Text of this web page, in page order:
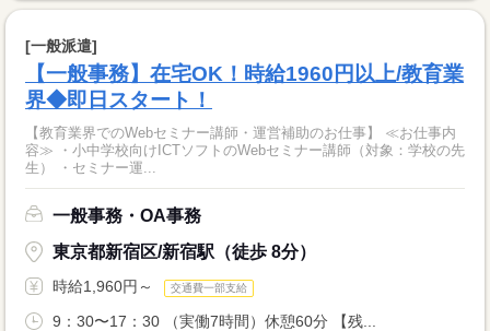
[一般派遣]
【一般事務】在宅OK！時給1960円以上/教育業
界◆即日スタート！
【教育業界でのWebセミナー講師・運営補助のお仕事】 ≪お仕事内
容≫ ・小中学校向けICTソフトのWebセミナー講師（対象：学校の先
生） ・セミナー運...
一般事務・OA事務
東京都新宿区/新宿駅（徒歩 8分）
時給1,960円～ 交通費一部支給
9：30〜17：30 （実働7時間）休憩60分 【残...